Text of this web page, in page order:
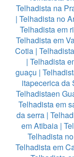
Telhadista na
| Telhadista no
Telhadista em
Telhadista em
Cotia|
| Telhadista
guaçu |
itapecerica da
Telhadistaen
Telhadista em
da serra |
em Atibaia |
Telhadista
Telhadista em